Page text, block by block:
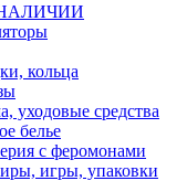
кольца
уходовые средства
белье
с феромонами
игры, упаковки